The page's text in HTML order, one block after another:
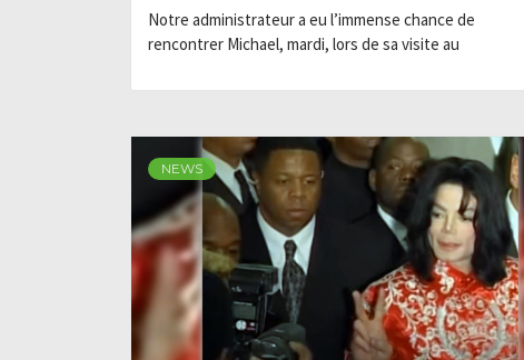
Notre administrateur a eu l’immense chance de
rencontrer Michael, mardi, lors de sa visite au
NEWS